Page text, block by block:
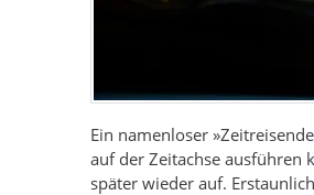
Ein namenloser
auf der Zeitachse ausführen
später wieder auf.